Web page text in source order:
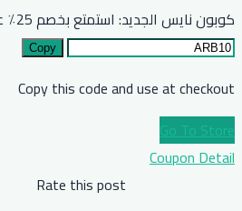
كوبون نايس الجديد: استمتع بخصم 25٪ على جميع المنتجات
Copy
Copy this code and use at checkout
Go To Store
Coupon Detail
Rate this post